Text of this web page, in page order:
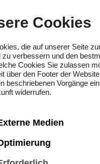
Cookies
die auf unserer Seite
zu verbessern und den
Cookies Sie zulassen
über den Footer der
beschriebenen Vorgänge
widerrufen.
Medien